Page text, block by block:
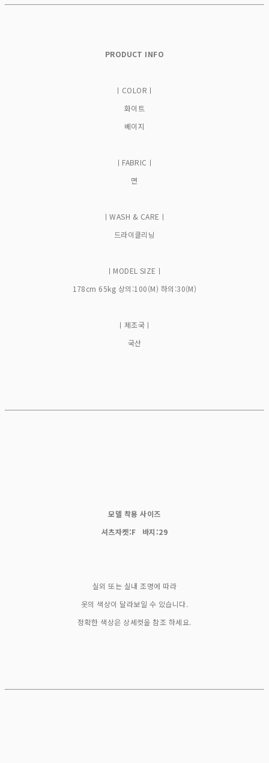
PRODUCT INFO
ㅣCOLORㅣ
화이트
베이지
ㅣFABRICㅣ
면
ㅣWASH & CAREㅣ
드라이클리닝
ㅣMODEL SIZEㅣ
178cm 65kg 상의:100(M) 하의:30(M)
ㅣ제조국ㅣ
국산
모델 착용 사이즈
셔츠자켓:F 바지:29
실외 또는 실내 조명에 따라
옷의 색상이 달라보일 수 있습니다.
정확한 색상은 상세컷을 참조 하세요.